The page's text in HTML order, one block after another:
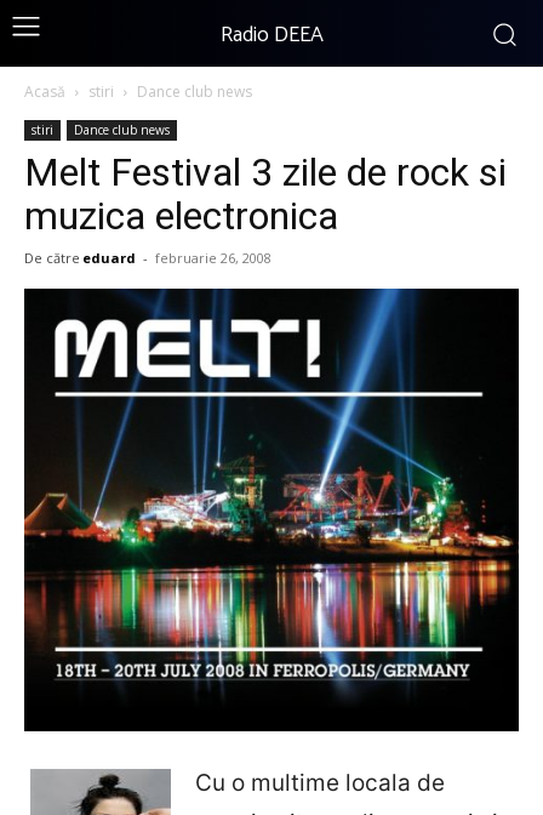
Radio DEEA
Acasă stiri Dance club news
stiri Dance club news
Melt Festival 3 zile de rock si
muzica electronica
De către eduard - februarie 26, 2008
Cu o multime locala de